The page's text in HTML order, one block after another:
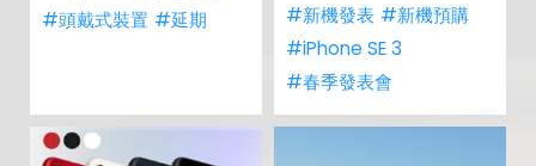
#頭戴式裝置 #延期
#新機發表 #新機預購
#iPhone SE 3
#春季發表會